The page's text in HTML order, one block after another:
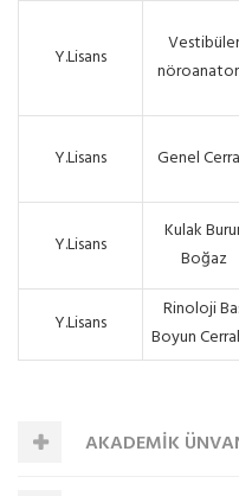
Y.Lisans
Vestibüler
Y.Lisans Genel
Y.Lisans
Kulak
Boğaz
Y.Lisans
Rinoloji
Boyun
AKADEMİK